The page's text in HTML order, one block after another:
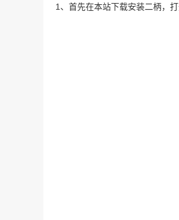
1、首先在本站下载安装二柄，